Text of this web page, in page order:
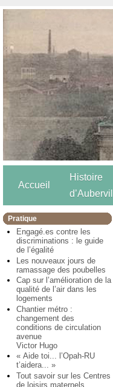
Accueil
Histoire
Pratique
Engagé.es contre les
discriminations : le guide
de l’égalité
Les nouveaux jours de
ramassage des poubelles
Cap sur l’amélioration de la
qualité de l’air dans les
logements
Chantier métro :
changement des
conditions de circulation
avenue
Victor Hugo
« Aide toi... l’Opah-RU
t’aidera... »
Tout savoir sur les Centres
de loisirs maternels